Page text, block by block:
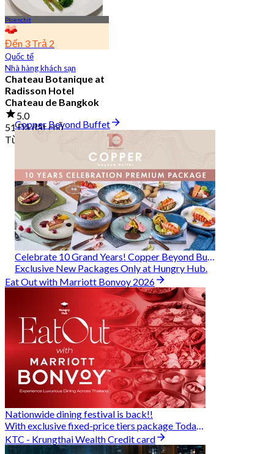
Ploenchit
Đến 3 Trả 2
Quốc tế
Nhà hàng khách sạn
Chateau Botanique at
Radisson Hotel
Chateau de Bangkok
5.0
51 Đã đặt chỗ
Từ
Copper Beyond Buffet
Exclusive New Packages Only at Hungry Hub.
Eat Out with Marriott Bonvoy 2026
Nationwide dining festival is back!!
With exclusive fixed-price tiers package Today - 31 Aug
KTC - Krungthai Wealth Credit card